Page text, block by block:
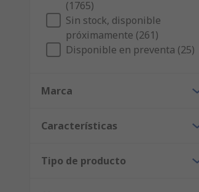
(1765)
Sin stock, disponible
próximamente (261)
Disponible en preventa (25)
Marca
Características
Tipo de producto